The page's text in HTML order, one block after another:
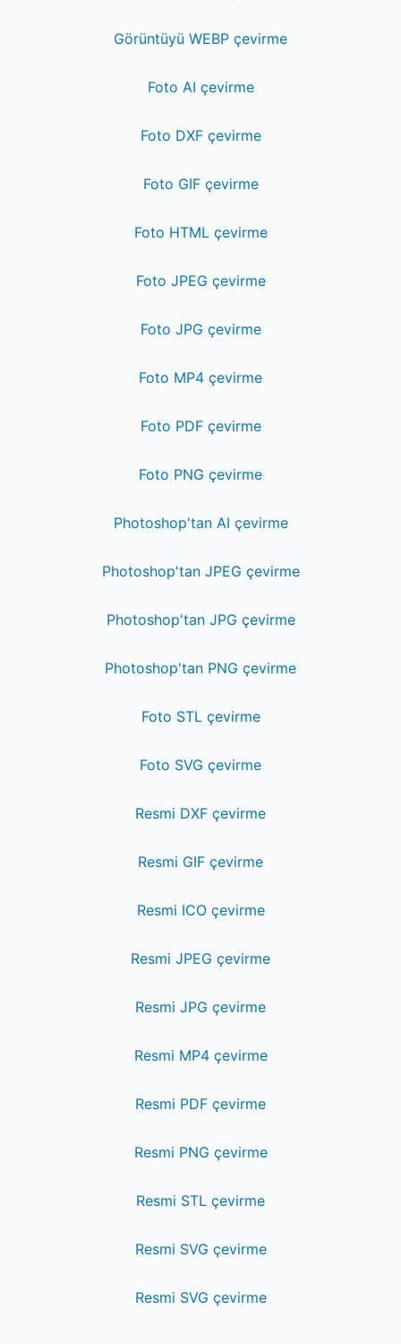
Görüntüyü WEBP çevirme
Foto AI çevirme
Foto DXF çevirme
Foto GIF çevirme
Foto HTML çevirme
Foto JPEG çevirme
Foto JPG çevirme
Foto MP4 çevirme
Foto PDF çevirme
Foto PNG çevirme
Photoshop'tan AI çevirme
Photoshop'tan JPEG çevirme
Photoshop'tan JPG çevirme
Photoshop'tan PNG çevirme
Foto STL çevirme
Foto SVG çevirme
Resmi DXF çevirme
Resmi GIF çevirme
Resmi ICO çevirme
Resmi JPEG çevirme
Resmi JPG çevirme
Resmi MP4 çevirme
Resmi PDF çevirme
Resmi PNG çevirme
Resmi STL çevirme
Resmi SVG çevirme
Resmi SVG çevirme